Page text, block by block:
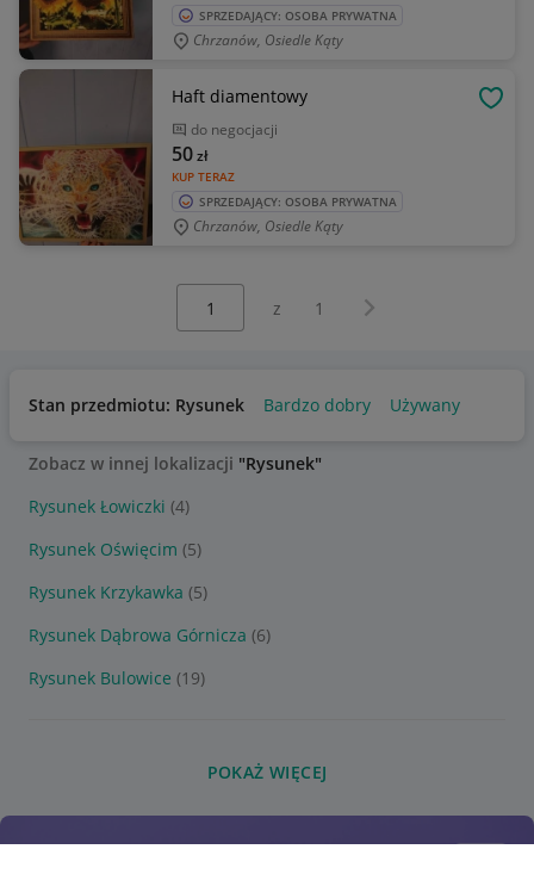
SPRZEDAJĄCY: OSOBA PRYWATNA
Chrzanów, Osiedle Kąty
Haft diamentowy
do negocjacji
KUP TERAZ
50zł
SPRZEDAJĄCY: OSOBA PRYWATNA
Chrzanów, Osiedle Kąty
z 1 Następna strona
Stan przedmiotu: Rysunek Bardzo dobry Używany
Zobacz w innej lokalizacji "Rysunek"
Rysunek Łowiczki (4)
Rysunek Oświęcim (5)
Rysunek Krzykawka (5)
Rysunek Dąbrowa Górnicza (6)
Rysunek Bulowice (19)
POKAŻ WIĘCEJ